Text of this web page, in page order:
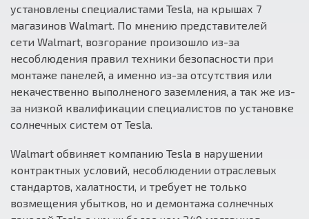
установлены специалистами Tesla, на крышах 7
магазинов Walmart. По мнению представителей
сети Walmart, возгорание произошло из-за
несоблюдения правил техники безопасности при
монтаже панелей, а именно из-за отсутствия или
некачественно выполненого заземления, а так же из-
за низкой квалификации специалистов по установке
солнечных систем от Tesla.
Walmart обвиняет компанию Tesla в нарушении
контрактных условий, несоблюдении отраслевых
стандартов, халатности, и требует не только
возмещения убытков, но и демонтажа солнечных